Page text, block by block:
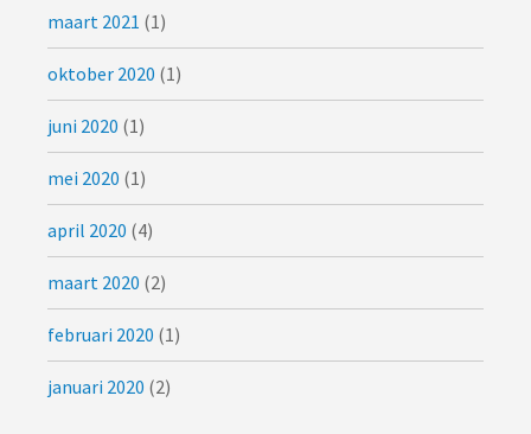
maart 2021 (1)
oktober 2020 (1)
juni 2020 (1)
mei 2020 (1)
april 2020 (4)
maart 2020 (2)
februari 2020 (1)
januari 2020 (2)